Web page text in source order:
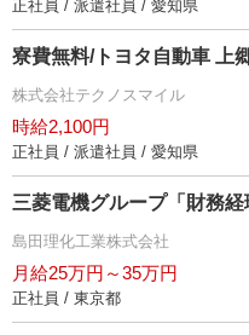
正社員 / 派遣社員 / 愛知県
寮費無料/トヨタ自動車 上
株式会社テクノスマイル
時給2,100円
正社員 / 派遣社員 / 愛知県
三菱電機グループ「財務経
島田理化工業株式会社
月給25万円～35万円
正社員 / 東京都